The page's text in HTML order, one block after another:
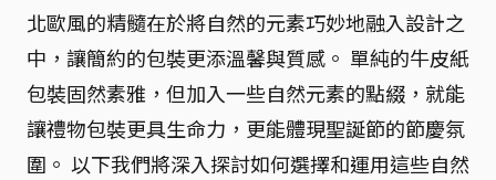
北歐風的精髓在於將自然的元素巧妙地融入設計之
中，讓簡約的包裝更添溫馨與質感。 單純的牛皮紙
包裝固然素雅，但加入一些自然元素的點綴，就能
讓禮物包裝更具生命力，更能體現聖誕節的節慶氛
圍。 以下我們將深入探討如何選擇和運用這些自然